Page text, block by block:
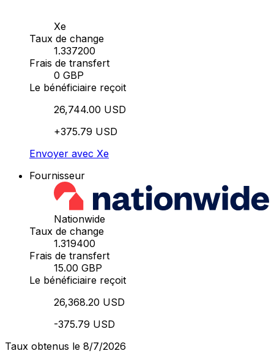
Xe
Taux de change
1.337200
Frais de transfert
0 GBP
Le bénéficiaire reçoit
26,744.00 USD
+375.79 USD
Envoyer avec Xe
Fournisseur
Nationwide
Taux de change
1.319400
Frais de transfert
15.00 GBP
Le bénéficiaire reçoit
26,368.20 USD
-375.79 USD
Taux obtenus le 8/7/2026